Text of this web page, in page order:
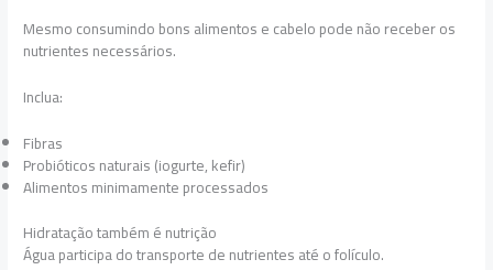
Mesmo consumindo bons alimentos e cabelo pode não receber os
nutrientes necessários.
Inclua:
Fibras
Probióticos naturais (iogurte, kefir)
Alimentos minimamente processados
Hidratação também é nutrição
Água participa do transporte de nutrientes até o folículo.